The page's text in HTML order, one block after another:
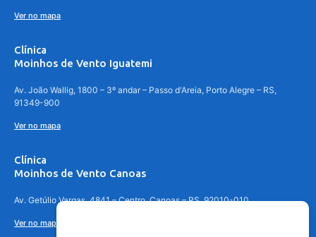
Ver no mapa
Clínica
Moinhos de Vento Iguatemi
Av. João Wallig, 1800 – 3º andar – Passo d'Areia, Porto Alegre – RS,
91349-900
Ver no mapa
Clínica
Moinhos de Vento Canoas
Av. Getúlio Vargas, 4841 – Centro, Canoas – RS, 92010-010
Ver no mapa